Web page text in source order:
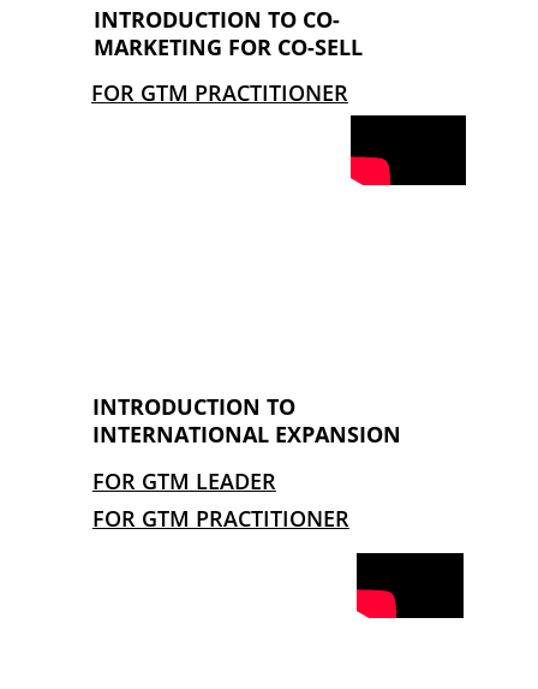
INTRODUCTION TO
INTERNATIONAL EXPANSION
INTRODUCTION TO CO-
MARKETING FOR CO-SELL
FOR GTM LEADER
FOR GTM PRACTITIONER
FOR GTM PRACTITIONER